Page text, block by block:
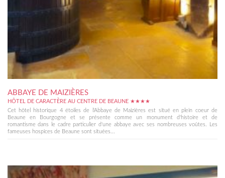
ABBAYE DE MAIZIÈRES
HÔTEL DE CARACTÈRE AU CENTRE DE BEAUNE ★★★★
Cet hôtel historique 4 étoiles de l'Abbaye de Maizières est situé en plein coeur de
Beaune en Bourgogne et se présente comme un monument d'histoire et de
romantisme dans le cadre particulier d'une abbaye avec ses nombreuses voûtes. Les
fameuses hospices de Beaune sont situées...